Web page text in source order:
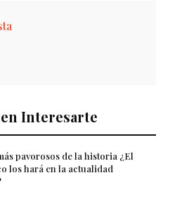
Interesarte
pavorosos de la historia ¿El
los hará en la actualidad